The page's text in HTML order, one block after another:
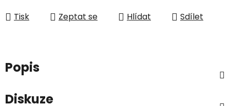
Tisk Zeptat se Hlídat Sdílet
Popis
Diskuze